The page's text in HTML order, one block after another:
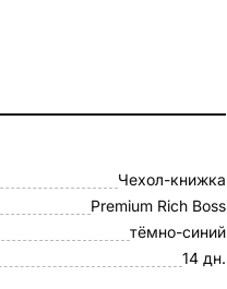
Чехол-книжка
Premium Rich Boss
тёмно-синий
14 дн.